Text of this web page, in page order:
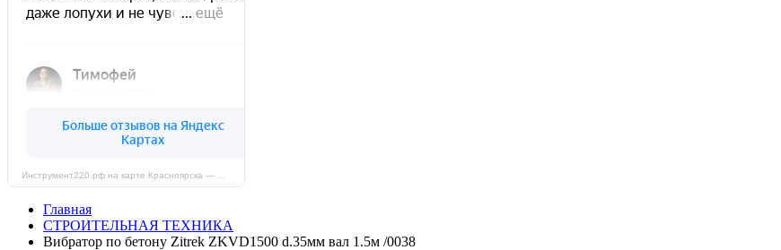
Главная
СТРОИТЕЛЬНАЯ ТЕХНИКА
Вибратор по бетону Zitrek ZKVD1500 d.35мм вал 1.5м /0038